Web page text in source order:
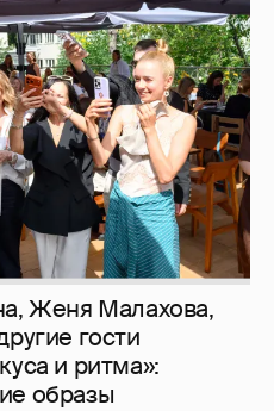
Женя Малахова,
гости
и ритма»:
образы